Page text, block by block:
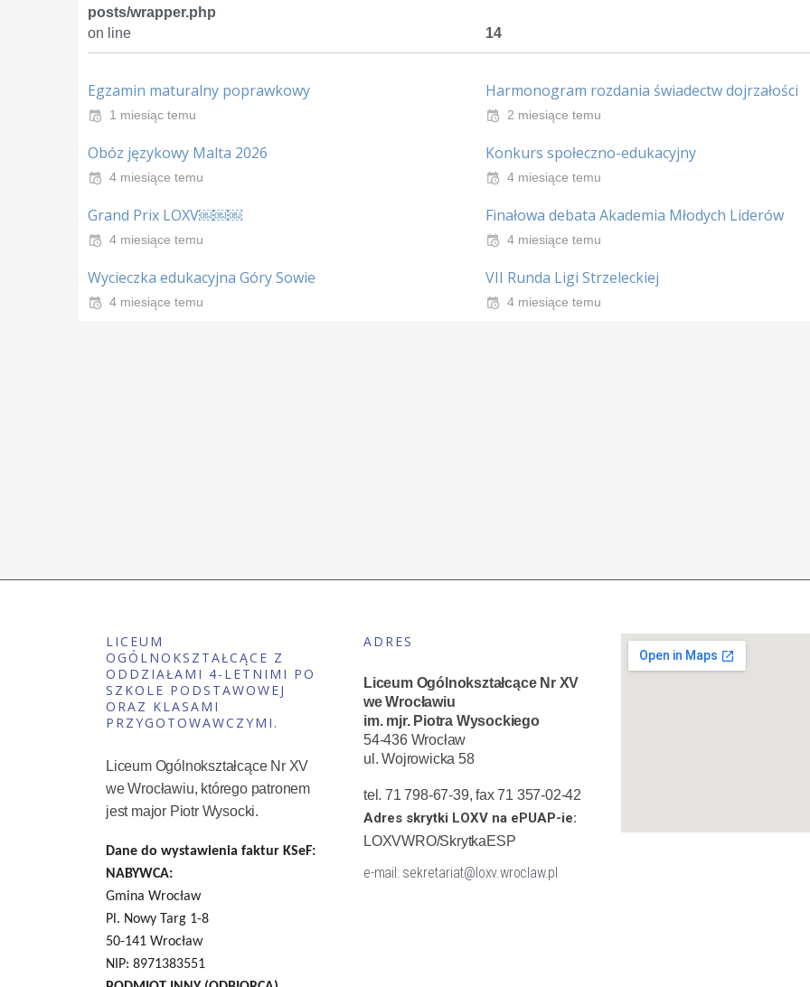
posts/wrapper.php
on line
14
Egzamin maturalny poprawkowy
1 miesiąc temu
Harmonogram rozdania świadectw dojrzałości
2 miesiące temu
Obóz językowy Malta 2026
4 miesiące temu
Konkurs społeczno-edukacyjny
4 miesiące temu
Grand Prix LOXV￼￼￼
4 miesiące temu
Finałowa debata Akademia Młodych Liderów
4 miesiące temu
Wycieczka edukacyjna Góry Sowie
4 miesiące temu
VII Runda Ligi Strzeleckiej
4 miesiące temu
LICEUM
OGÓLNOKSZTAŁCĄCE Z
ODDZIAŁAMI 4-LETNIMI PO
SZKOLE PODSTAWOWEJ
ORAZ KLASAMI
PRZYGOTOWAWCZYMI.
Liceum Ogólnokształcące Nr XV
we Wrocławiu, którego patronem
jest major Piotr Wysocki.
Dane do wystawienia faktur KSeF:
NABYWCA:
Gmina Wrocław
Pl. Nowy Targ 1-8
50-141 Wrocław
NIP: 8971383551
ADRES
Liceum Ogólnokształcące Nr XV
we Wrocławiu
im. mjr. Piotra Wysockiego
54-436 Wrocław
ul. Wojrowicka 58
tel. 71 798-67-39, fax 71 357-02-42
Adres skrytki LOXV na ePUAP-ie:
LOXVWRO/SkrytkaESP
e-mail: sekretariat@loxv.wroclaw.pl